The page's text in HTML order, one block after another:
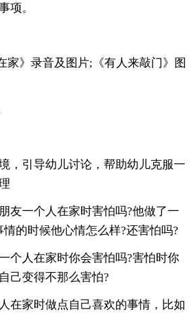
项。
家》录音及图片;《有人来敲门》图
，引导幼儿讨论，帮助幼儿克服一
一个人在家时害怕吗?他做了一
的时候他心情怎么样?还害怕吗?
人在家时你会害怕吗?害怕时你
己变得不那么害怕?
家时做点自己喜欢的事情，比如